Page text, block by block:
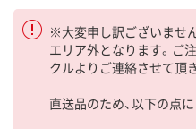
※大変申し訳ございませ
エリア外となります。ご
クルよりご連絡させて頂
直送品のため、以下の点